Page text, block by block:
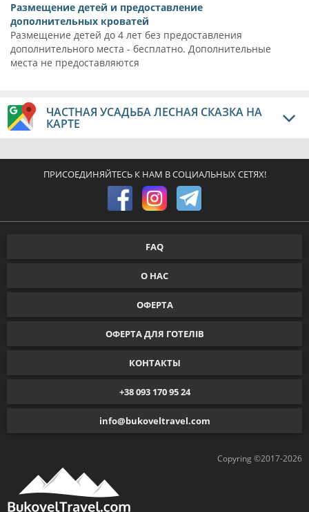
Размещение детей и предоставление
дополнительных кроватей
Размещение детей до 4 лет без предоставления
дополнительного места - бесплатно. Дополнительные
места не предоставляются
ЧАСТНАЯ УСАДЬБА ЛЕСНАЯ СКАЗКА НА
КАРТЕ
ПРИСОЕДИНЯЙТЕСЬ К НАМ В СОЦИАЛЬНЫХ СЕТЯХ!
Copyring ©2017-2026
FAQ
О НАС
ОФЕРТА
ОФЕРТА ДЛЯ ГОТЕЛІВ
КОНТАКТЫ
+38 093 170 95 24
info@bukoveltravel.com